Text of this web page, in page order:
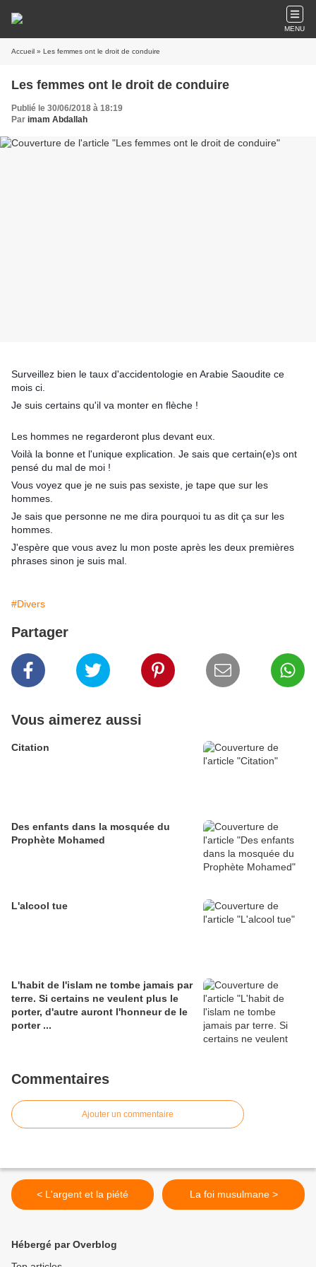
MENU
Accueil » Les femmes ont le droit de conduire
Les femmes ont le droit de conduire
Publié le 30/06/2018 à 18:19
Par imam Abdallah
Surveillez bien le taux d'accidentologie en Arabie Saoudite ce
mois ci.
Je suis certains qu'il va monter en flèche !
Les hommes ne regarderont plus devant eux.
Voilà la bonne et l'unique explication. Je sais que certain(e)s ont
pensé du mal de moi !
Vous voyez que je ne suis pas sexiste, je tape que sur les
hommes.
Je sais que personne ne me dira pourquoi tu as dit ça sur les
hommes.
J'espère que vous avez lu mon poste après les deux premières
phrases sinon je suis mal.
#Divers
Partager
Vous aimerez aussi
Citation
Des enfants dans la mosquée du
Prophète Mohamed
L'alcool tue
L'habit de l'islam ne tombe jamais par
terre. Si certains ne veulent plus le
porter, d'autre auront l'honneur de le
porter ...
Commentaires
Ajouter un commentaire
< L'argent et la piété La foi musulmane >
Hébergé par Overblog